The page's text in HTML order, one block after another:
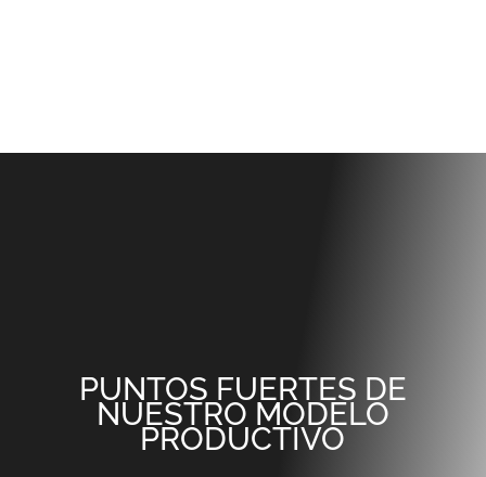
PUNTOS FUERTES DE
NUESTRO MODELO
PRODUCTIVO